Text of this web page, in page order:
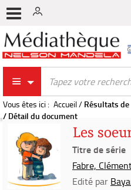
Vous êtes ici : Accueil/ Résultats
/ Détail du document
Les
Titre de série
Fabre,
Edité par